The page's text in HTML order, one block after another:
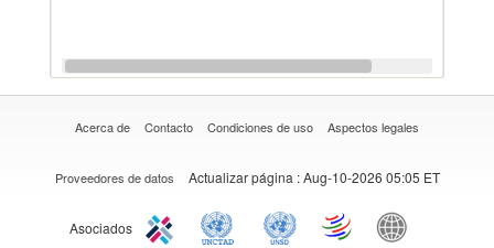
Acerca de Contacto Condiciones de uso Aspectos legales
Proveedores de datos Actualizar página : Aug-10-2026 05:05 ET
Asociados